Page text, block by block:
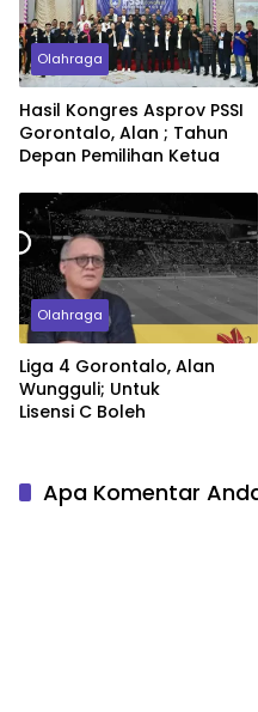
Olahraga
Hasil Kongres Asprov PSSI
Gorontalo, Alan ; Tahun
Depan Pemilihan Ketua
Olahraga
Liga 4 Gorontalo, Alan
Wungguli; Untuk
Lisensi C Boleh
Apa Komentar